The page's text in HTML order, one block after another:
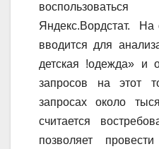
Яндекс.Вордстат. На
вводится для
детская !одежда» и
запросов на этот
запросах около
считается
позволяет